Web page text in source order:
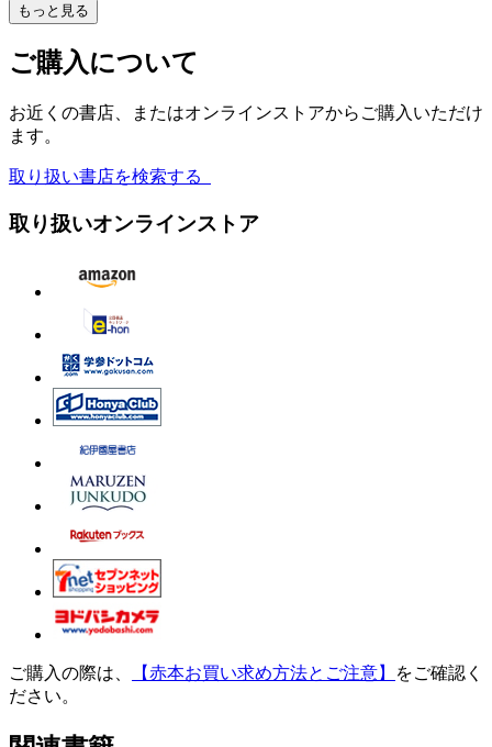
もっと見る
ご購入について
お近くの書店、またはオンラインストアからご購入いただけ
ます。
取り扱い書店を検索する
取り扱いオンラインストア
ご購入の際は、 【赤本お買い求め方法とご注意】
をご確認く
ださい。